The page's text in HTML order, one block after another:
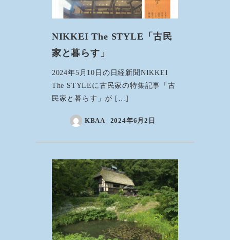
NIKKEI The STYLE「古民
家と暮らす」
2024年5月10日の日経新聞NIKKEI
The STYLEに古民家の特集記事「古
民家と暮らす」が […]
KBAA 2024年6月2日